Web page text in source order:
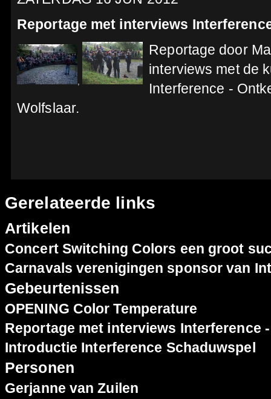
Reportage met interviews
,
Reportage door
interviews met de
Interference -
Wolfslaar.
Gerelateerde links
Artikelen
Concert Switching Colors een groot
Carnavals verenigingen sponsor van
Gebeurtenissen
OPENING Color Temperature
Reportage met interviews Interference
Introductie Interference Schaduwspel
Personen
Gerjanne van Zuilen